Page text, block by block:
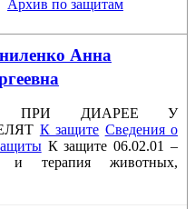
Архив по защитам
Анна
ПРИ ДИАРЕЕ У
К защите Сведения о
К защите 06.02.01 –
и терапия животных,